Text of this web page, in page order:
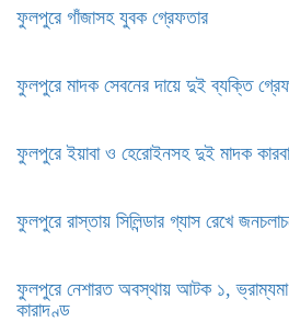
ফুলপুরে গাঁজাসহ যুবক গ্রেফতার
ফুলপুরে মাদক সেবনের দায়ে দুই ব্যক্তি
ফুলপুরে ইয়াবা ও হেরোইনসহ দুই মাদক
ফুলপুরে রাস্তায় সিলিন্ডার গ্যাস রেখে
ফুলপুরে নেশারত অবস্থায় আটক ১,
কারাদণ্ড